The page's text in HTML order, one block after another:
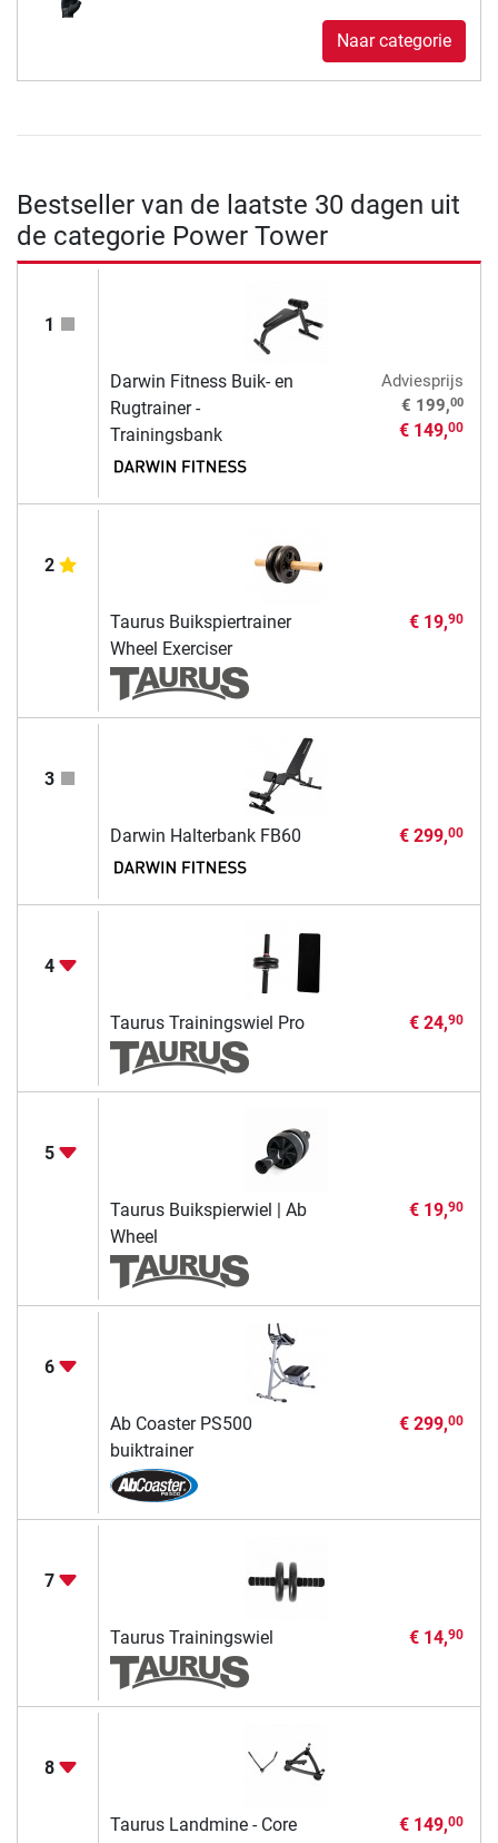
Naar categorie
Bestseller van de laatste 30 dagen uit
de categorie Power Tower
1
Darwin Fitness Buik- en
Rugtrainer -
Trainingsbank
Adviesprijs
€ 199,00
€ 149,00
2
Taurus Buikspiertrainer
Wheel Exerciser
€ 19,90
3
Darwin Halterbank FB60 € 299,00
4
Taurus Trainingswiel Pro € 24,90
5
Taurus Buikspierwiel | Ab
Wheel
€ 19,90
6
Ab Coaster PS500
buiktrainer
€ 299,00
7
Taurus Trainingswiel € 14,90
8
Taurus Landmine - Core
€ 149,00